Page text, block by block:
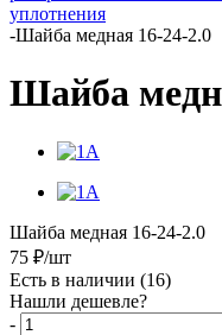
уплотнения
-Шайба медная 16-24-2.0
Шайба
Шайба медная 16-24-2.0
75 ₽/шт
Есть в наличии (16)
Нашли дешевле?
-